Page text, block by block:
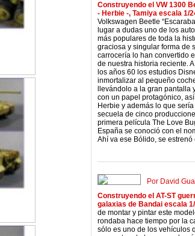
Construyendo el VW 1300
- Herbie -, Tamiya escala 1/
Volkswagen Beetle
lugar a dudas uno de los
más populares de toda la
graciosa y singular forma de
carrocería lo han convertido
de nuestra historia reciente.
los años 60 los estudios
inmortalizar al pequeño
llevándolo a la gran pantalla
con un papel protagónico,
Herbie y además lo que
secuela de cinco
primera película The Love
España se conoció con el
Ahí va ese Bólido, se estrenó
Por David
Construyendo el AT-ST
galaxias de Bandai escala
de montar y pintar este
rondaba hace tiempo por la
sólo es uno de los vehículos